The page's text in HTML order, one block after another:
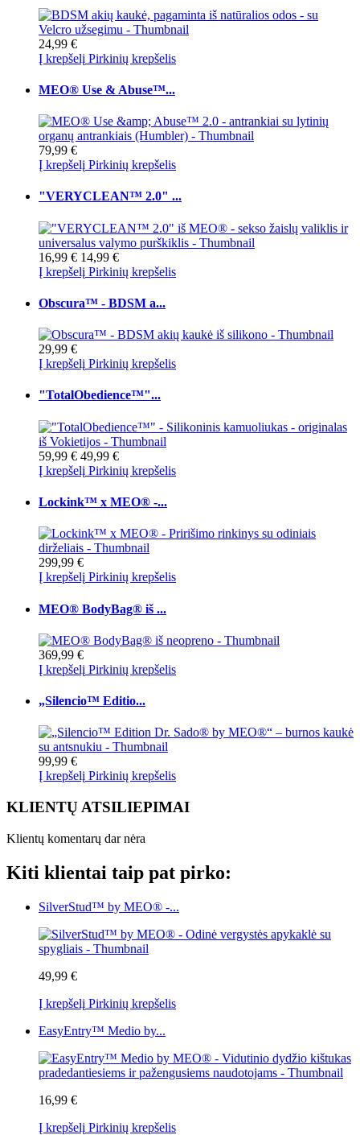
24,99 €
Į krepšelį Pirkinių krepšelis
MEO® Use & Abuse™...
79,99 €
Į krepšelį Pirkinių krepšelis
"VERYCLEAN™ 2.0" ...
16,99 € 14,99 €
Į krepšelį Pirkinių krepšelis
Obscura™ - BDSM a...
29,99 €
Į krepšelį Pirkinių krepšelis
"TotalObedience™"...
59,99 € 49,99 €
Į krepšelį Pirkinių krepšelis
Lockink™ x MEO® -...
299,99 €
Į krepšelį Pirkinių krepšelis
MEO® BodyBag® iš ...
369,99 €
Į krepšelį Pirkinių krepšelis
„Silencio™ Editio...
99,99 €
Į krepšelį Pirkinių krepšelis
KLIENTŲ ATSILIEPIMAI
Klientų komentarų dar nėra
Kiti klientai taip pat pirko:
SilverStud™ by MEO® -...
49,99 €
Į krepšelį Pirkinių krepšelis
EasyEntry™ Medio by...
16,99 €
Į krepšelį Pirkinių krepšelis